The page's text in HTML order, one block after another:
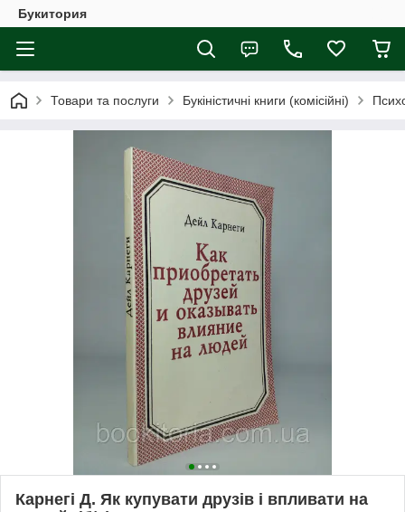
Букитория
Товари та послуги Букіністичні книги (комісійні)
Карнегі Д. Як купувати друзів і впливати на